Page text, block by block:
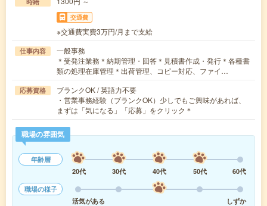
交通費
※交通費実費3万円/月まで支給
仕事内容
一般事務
＊受発注業務＊納期管理・回答＊見積書作成・発行＊各種書
類の処理在庫管理＊出荷管理、コピー対応、ファイ…
応募資格
ブランクOK / 英語力不要
・営業事務経験（ブランクOK）少しでもご興味があれば、
まずは「気になる」「応募」をクリック＊
職場の雰囲気
年齢層
20代
30代 40代 50代
60代
職場の様子
活気がある
しずか